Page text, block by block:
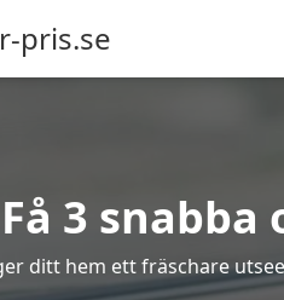
pris.se
Få 3
ditt hem ett fräschare